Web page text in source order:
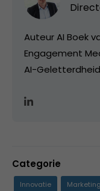
Auteur AI Boek
Engagement
AI-
Categorie
Innovatie